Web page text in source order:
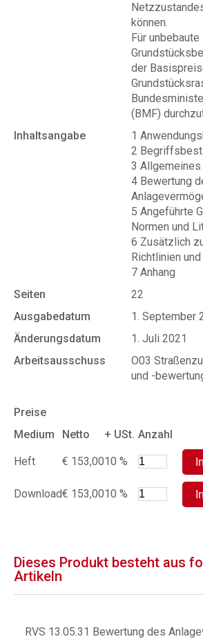
können.
Für
der
(BMF)
Inhaltsangabe
1
2
3 Allgemeines
4 Bewertung
5 Angeführte
Normen und
6 Zusätzlich
Richtlinien
7 Anhang
Seiten
22
Ausgabedatum
1. September
Änderungsdatum
1. Juli 2021
Arbeitsausschuss
O03
und -
Preise
Medium
Netto + USt. Anzahl
Heft € 153,0010 %
Download€ 153,0010 %
Dieses Produkt besteht aus
Artikeln
RVS 13.05.31 Bewertung des